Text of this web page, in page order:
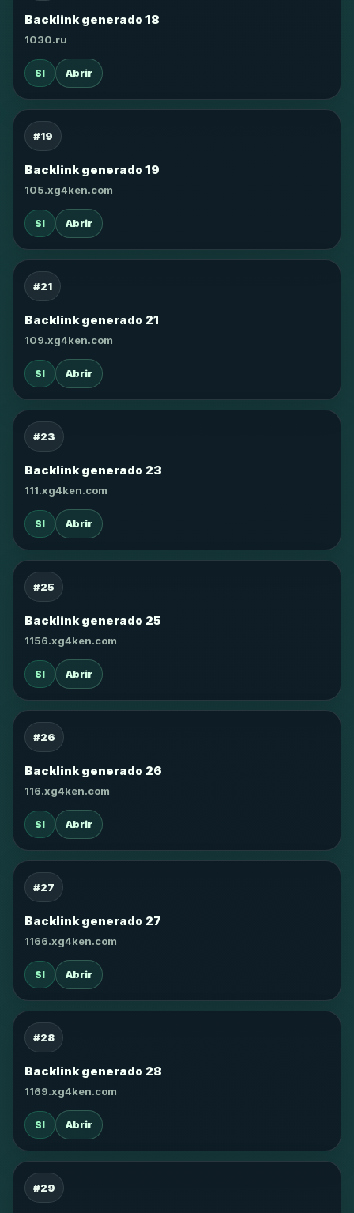
Backlink generado 18
1030.ru
SI Abrir
#19
Backlink generado 19
105.xg4ken.com
SI Abrir
#21
Backlink generado 21
109.xg4ken.com
SI Abrir
#23
Backlink generado 23
111.xg4ken.com
SI Abrir
#25
Backlink generado 25
1156.xg4ken.com
SI Abrir
#26
Backlink generado 26
116.xg4ken.com
SI Abrir
#27
Backlink generado 27
1166.xg4ken.com
SI Abrir
#28
Backlink generado 28
1169.xg4ken.com
SI Abrir
#29